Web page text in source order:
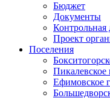
Бюджет
Документы
Контрольная
Проект
Поселения
Пикалевское
Ефимовское